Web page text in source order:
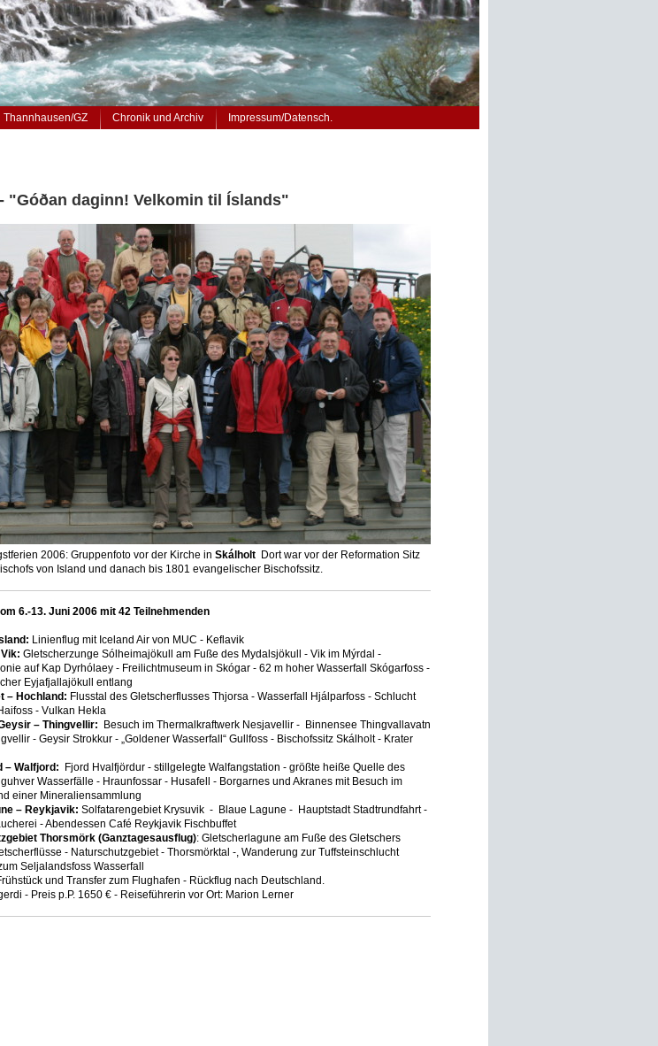
Thannhausen/GZ Chronik und Archiv Impressum/Datensch.
"Góðan daginn! Velkomin til Íslands"
2006: Gruppenfoto vor der Kirche in Skálholt Dort war vor der Reformation Sitz
von Island und danach bis 1801 evangelischer Bischofssitz.
6.-13. Juni 2006 mit 42 Teilnehmenden
Linienflug mit Iceland Air von MUC - Keflavik
Gletscherzunge Sólheimajökull am Fuße des Mydalsjökull - Vik im Mýrdal -
auf Kap Dyrhólaey - Freilichtmuseum in Skógar - 62 m hoher Wasserfall Skógarfoss -
Eyjafjallajökull entlang
– Hochland: Flusstal des Gletscherflusses Thjorsa - Wasserfall Hjálparfoss - Schlucht
- Vulkan Hekla
– Thingvellir: Besuch im Thermalkraftwerk Nesjavellir - Binnensee Thingvallavatn
- Geysir Strokkur - „Goldener Wasserfall“ Gullfoss - Bischofssitz Skálholt - Krater
– Walfjord: Fjord Hvalfjördur - stillgelegte Walfangstation - größte heiße Quelle des
Wasserfälle - Hraunfossar - Husafell - Borgarnes und Akranes mit Besuch im
einer Mineraliensammlung
– Reykjavik: Solfatarengebiet Krysuvik - Blaue Lagune - Hauptstadt Stadtrundfahrt -
- Abendessen Café Reykjavik Fischbuffet
Thorsmörk (Ganztagesausflug): Gletscherlagune am Fuße des Gletschers
- Naturschutzgebiet - Thorsmörktal -, Wanderung zur Tuffsteinschlucht
Seljalandsfoss Wasserfall
und Transfer zum Flughafen - Rückflug nach Deutschland.
- Preis p.P. 1650 € - Reiseführerin vor Ort: Marion Lerner